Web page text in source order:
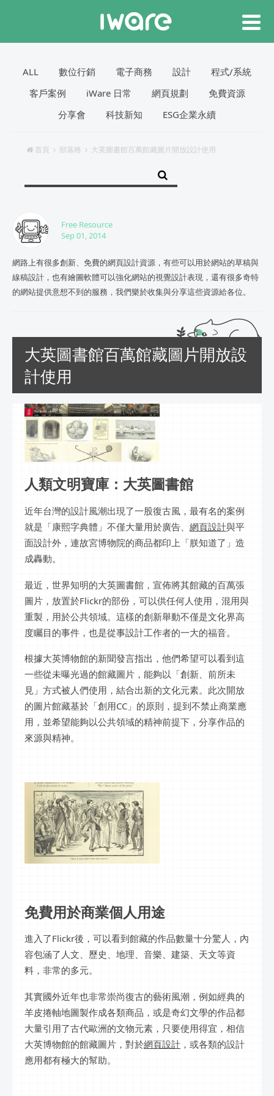
ALL 數位行銷 電子商務 設計
程式/系統
客戶案例
iWare 日常 網頁規劃
免費資源
分享會
科技新知 ESG企業永續
首頁 部落格 大英圖書館百萬館藏圖片開放設計使用
Free Resource
Sep 01, 2014
網路上有很多創新、免費的網頁設計資源，有些可以用於網站的草稿與
線稿設計，也有繪圖軟體可以強化網站的視覺設計表現，還有很多奇特
的網站提供意想不到的服務，我們樂於收集與分享這些資源給各位。
大英圖書館百萬館藏圖片開放設
計使用
人類文明寶庫：大英圖書館
近年台灣的設計風潮出現了一股復古風，最有名的案例
就是「康熙字典體」不僅大量用於廣告、 網頁設計與平
面設計外，連故宮博物院的商品都印上「朕知道了」造
成轟動。
最近，世界知明的大英圖書館，宣佈將其館藏的百萬張
圖片，放置於Flickr的部份，可以供任何人使用，混用與
重製，用於公共領域。這樣的創新舉動不僅是文化界高
度矚目的事件，也是從事設計工作者的一大的福音。
根據大英博物館的新聞發言指出，他們希望可以看到這
一些從未曝光過的館藏圖片，能夠以「創新、前所未
見」方式被人們使用，結合出新的文化元素。此次開放
的圖片館藏基於「創用CC」的原則，提到不禁止商業應
用，並希望能夠以公共領域的精神前提下，分享作品的
來源與精神。
免費用於商業個人用途
進入了Flickr後，可以看到館藏的作品數量十分驚人，內
容包涵了人文、歷史、地理、音樂、建築、天文等資
料，非常的多元。
其實國外近年也非常崇尚復古的藝術風潮，例如經典的
羊皮捲軸地圖製作成各類商品，或是奇幻文學的作品都
大量引用了古代歐洲的文物元素，只要使用得宜，相信
大英博物館的館藏圖片，對於網頁設計 ，或各類的設計
應用都有極大的幫助。